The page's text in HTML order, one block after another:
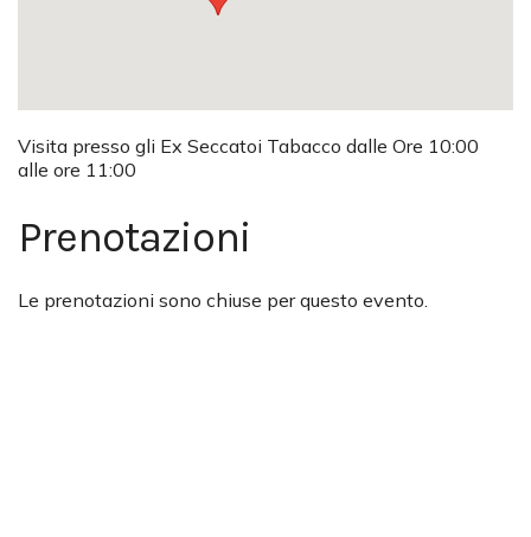
Visita presso gli Ex Seccatoi Tabacco dalle Ore 10:00
alle ore 11:00
Prenotazioni
Le prenotazioni sono chiuse per questo evento.